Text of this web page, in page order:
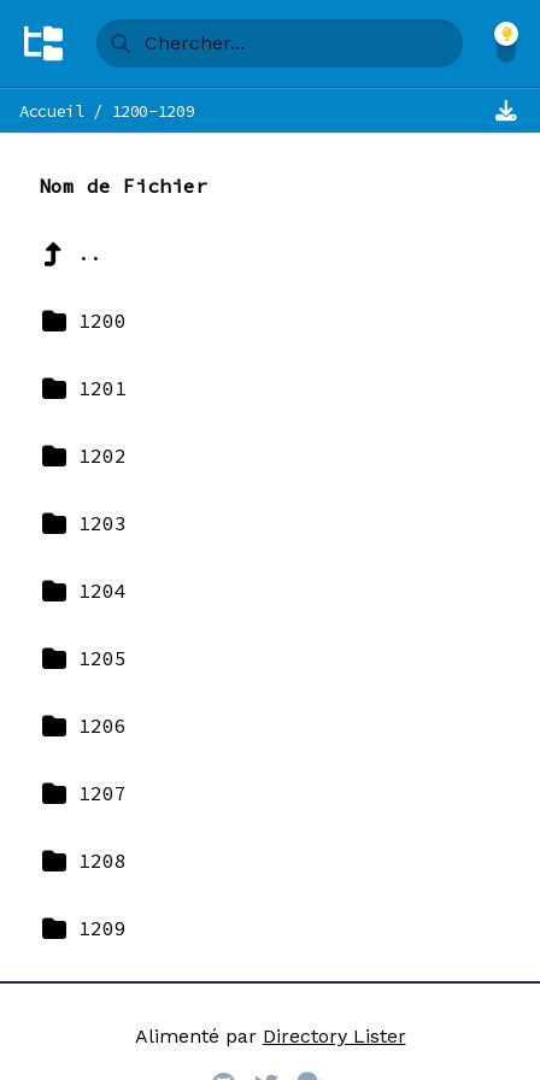
Accueil/ 1200-1209
Nom de Fichier
..
1200
1201
1202
1203
1204
1205
1206
1207
1208
1209
Alimenté par Directory Lister